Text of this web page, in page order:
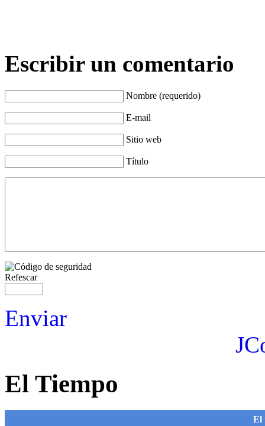
Escribir un comentario
Nombre (requerido)
E-mail
Sitio web
Título
Refescar
Enviar
El Tiempo